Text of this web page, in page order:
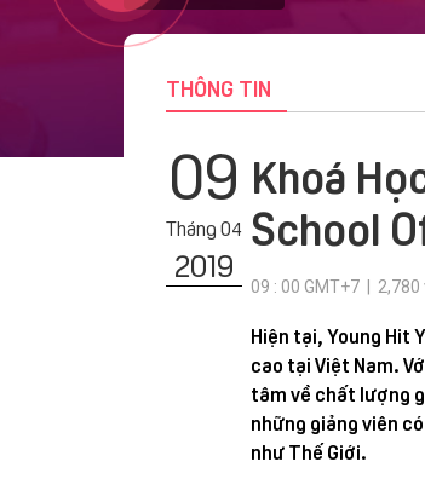
THÔNG TIN
09
Tháng 04
2019
Khoá
School
09 : 00 GMT+7 |
Hiện tại, Young Hit
cao tại Việt Nam.
tâm về chất lượng
những giảng viên
như Thế Giới.